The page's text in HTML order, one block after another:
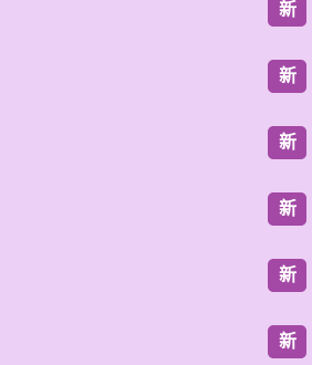
新
新
新
新
新
新